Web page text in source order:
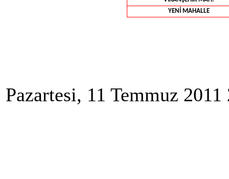
YENİ MAHALLE
Pazartesi, 11 Temmuz